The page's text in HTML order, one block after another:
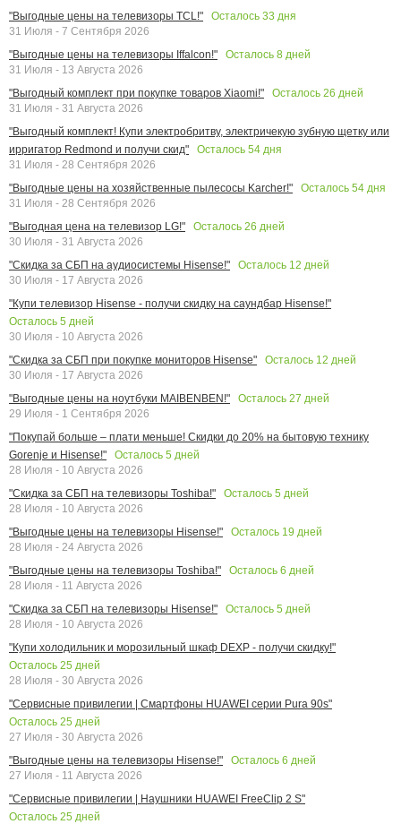
"Выгодные цены на телевизоры TCL!"
Осталось 33 дня
31 Июля - 7 Сентября 2026
"Выгодные цены на телевизоры Iffalcon!"
Осталось 8 дней
31 Июля - 13 Августа 2026
"Выгодный комплект при покупке товаров Xiaomi!"
Осталось 26 дней
31 Июля - 31 Августа 2026
"Выгодный комплект! Купи электробритву, электричекую зубную щетку или
ирригатор Redmond и получи скид"
Осталось 54 дня
31 Июля - 28 Сентября 2026
"Выгодные цены на хозяйственные пылесосы Karcher!"
Осталось 54 дня
31 Июля - 28 Сентября 2026
"Выгодная цена на телевизор LG!"
Осталось 26 дней
30 Июля - 31 Августа 2026
"Скидка за СБП на аудиосистемы Hisense!"
Осталось 12 дней
30 Июля - 17 Августа 2026
"Купи телевизор Hisense - получи скидку на саундбар Hisense!"
Осталось 5 дней
30 Июля - 10 Августа 2026
"Скидка за СБП при покупке мониторов Hisense"
Осталось 12 дней
30 Июля - 17 Августа 2026
"Выгодные цены на ноутбуки MAIBENBEN!"
Осталось 27 дней
29 Июля - 1 Сентября 2026
"Покупай больше – плати меньше! Скидки до 20% на бытовую технику
Gorenje и Hisense!"
Осталось 5 дней
28 Июля - 10 Августа 2026
"Скидка за СБП на телевизоры Toshiba!"
Осталось 5 дней
28 Июля - 10 Августа 2026
"Выгодные цены на телевизоры Hisense!"
Осталось 19 дней
28 Июля - 24 Августа 2026
"Выгодные цены на телевизоры Toshiba!"
Осталось 6 дней
28 Июля - 11 Августа 2026
"Скидка за СБП на телевизоры Hisense!"
Осталось 5 дней
28 Июля - 10 Августа 2026
"Купи холодильник и морозильный шкаф DEXP - получи скидку!"
Осталось 25 дней
28 Июля - 30 Августа 2026
"Сервисные привилегии | Смартфоны HUAWEI серии Pura 90s"
Осталось 25 дней
27 Июля - 30 Августа 2026
"Выгодные цены на телевизоры Hisense!"
Осталось 6 дней
27 Июля - 11 Августа 2026
"Сервисные привилегии | Наушники HUAWEI FreeClip 2 S"
Осталось 25 дней